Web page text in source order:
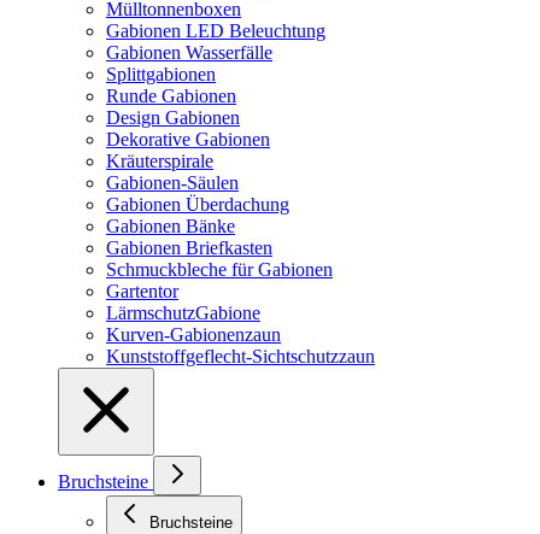
Mülltonnenboxen
Gabionen LED Beleuchtung
Gabionen Wasserfälle
Splittgabionen
Runde Gabionen
Design Gabionen
Dekorative Gabionen
Kräuterspirale
Gabionen-Säulen
Gabionen Überdachung
Gabionen Bänke
Gabionen Briefkasten
Schmuckbleche für Gabionen
Gartentor
LärmschutzGabione
Kurven-Gabionenzaun
Kunststoffgeflecht-Sichtschutzzaun
Bruchsteine
Bruchsteine